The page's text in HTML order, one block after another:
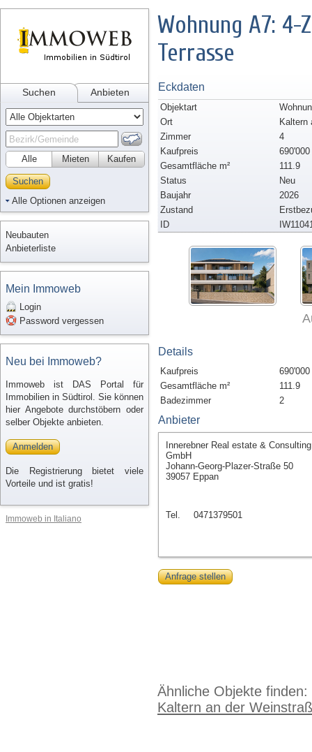
Suchen Anbieten
Alle Kaufen
Mieten
Suchen
Alle Optionen anzeigen
Neubauten
Anbieterliste
Mein Immoweb
Login
Password vergessen
Neu bei Immoweb?
Immoweb ist DAS Portal für
Immobilien in Südtirol. Sie können
hier Angebote durchstöbern oder
selber Objekte anbieten.
Anmelden
Die Registrierung bietet viele
Vorteile und ist gratis!
Immoweb in Italiano
Wohnung A7:
Terrasse
Eckdaten
Objektart
Ort
Kaltern
Zimmer
4
Kaufpreis
690'000
Gesamtfläche m²
111.9
Status
Neu
Baujahr
2026
Zustand
ID
Details
Kaufpreis
690'000
Gesamtfläche m²
111.9
Badezimmer
2
Anbieter
Innerebner Real estate & Consulting
GmbH
Johann-Georg-Plazer-Straße 50
39057 Eppan
Tel. 0471379501
Anfrage stellen
Ähnliche Objekte finden:
Kaltern an der